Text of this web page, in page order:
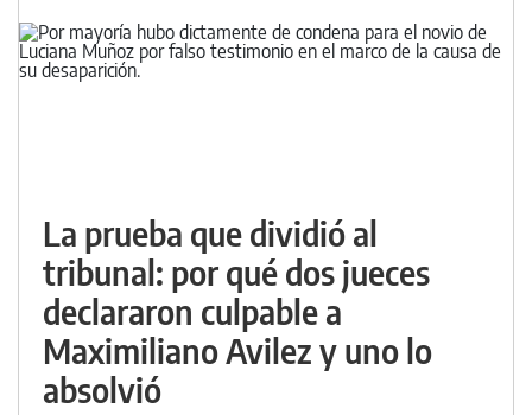
La prueba que dividió al
tribunal: por qué dos jueces
declararon culpable a
Maximiliano Avilez y uno lo
absolvió